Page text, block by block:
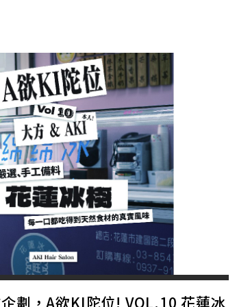
劃，A欲KI陀位! VOL.10 花蓮冰